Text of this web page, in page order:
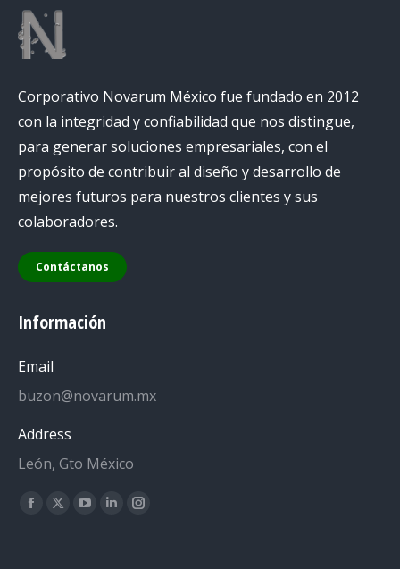
Corporativo Novarum México fue fundado en 2012
con la integridad y confiabilidad que nos distingue,
para generar soluciones empresariales, con el
propósito de contribuir al diseño y desarrollo de
mejores futuros para nuestros clientes y sus
colaboradores.
Contáctanos
Información
Email
buzon@novarum.mx
Address
León, Gto México
Encuéntranos en:
Facebook
X
YouTube
LinkedinInstagram